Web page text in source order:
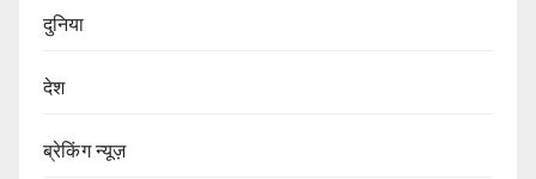
दुनिया
देश
ब्रेकिंग न्यूज़